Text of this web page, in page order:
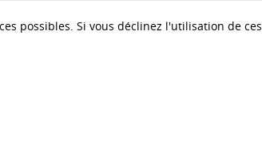
possibles. Si vous déclinez l'utilisation de